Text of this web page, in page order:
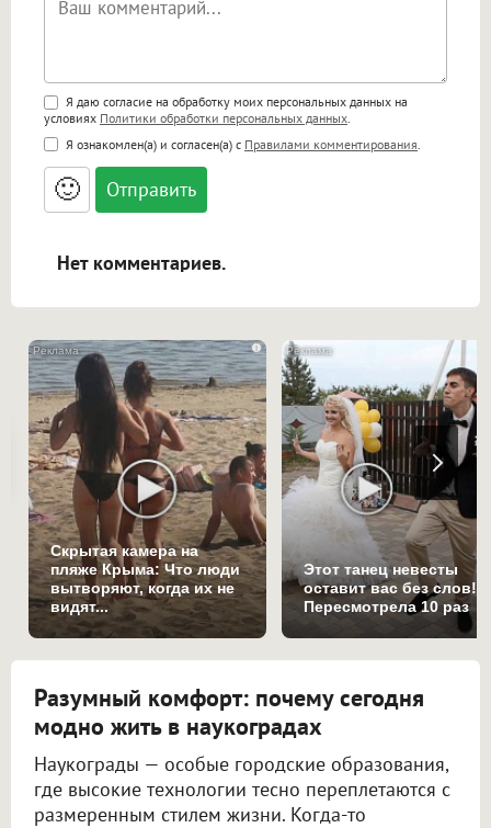
Поддержка HTML
<b>, <strong>, <u>, <i>, <em>, <s>, <big>,
<small>, <sup>, <sub>, <pre>, <ul>, <ol>, <li>,
<blockquote>, <code> экранирует HTML,
адреса URL автоматически становятся
ссылками, и [img]адрес[/img] будет
Я даю согласие на обработку моих персональных данных на
условиях Политики обработки персональных данных
Я ознакомлен(а) и согласен(а) с Правилами комментирования
🙂
Нет комментариев.
i
Скрытая камера на
пляже Крыма: Что люди
вытворяют, когда их не
видят...
Этот танец невесты
оставит вас без слов!
Пересмотрела 10 раз
Разумный комфорт: почему сегодня
модно жить в наукоградах
Наукограды — особые городские образования,
где высокие технологии тесно переплетаются с
размеренным стилем жизни. Когда-то